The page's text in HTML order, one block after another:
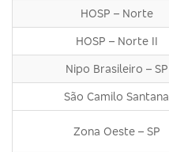
HOSP – Norte
HOSP – Norte II
Nipo Brasileiro – SP
São Camilo Santana
Zona Oeste – SP